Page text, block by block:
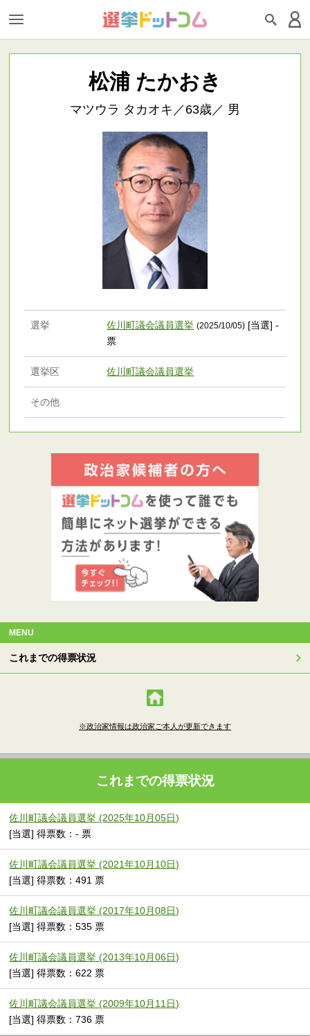
松浦 たかおき
マツウラ タカオキ／63歳／ 男
選挙 佐川町議会議員選挙 (2025/10/05) [当選] -
票
選挙区 佐川町議会議員選挙
その他
MENU
これまでの得票状況
※政治家情報は政治家ご本人が更新できます
これまでの得票状況
佐川町議会議員選挙 (2025年10月05日)
[当選] 得票数：- 票
佐川町議会議員選挙 (2021年10月10日)
[当選] 得票数：491 票
佐川町議会議員選挙 (2017年10月08日)
[当選] 得票数：535 票
佐川町議会議員選挙 (2013年10月06日)
[当選] 得票数：622 票
佐川町議会議員選挙 (2009年10月11日)
[当選] 得票数：736 票